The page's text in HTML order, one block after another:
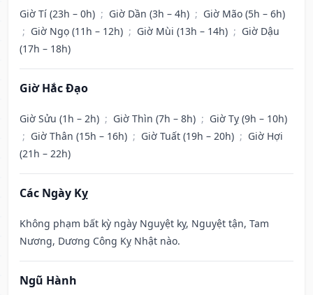
Giờ Tí (23h – 0h) ; Giờ Dần (3h – 4h) ; Giờ Mão (5h – 6h)
; Giờ Ngọ (11h – 12h) ; Giờ Mùi (13h – 14h) ; Giờ Dậu
(17h – 18h)
Giờ Hắc Đạo
Giờ Sửu (1h – 2h) ; Giờ Thìn (7h – 8h) ; Giờ Tỵ (9h – 10h)
; Giờ Thân (15h – 16h) ; Giờ Tuất (19h – 20h) ; Giờ Hợi
(21h – 22h)
Các Ngày Kỵ
Không phạm bất kỳ ngày Nguyệt kỵ, Nguyệt tận, Tam
Nương, Dương Công Kỵ Nhật nào.
Ngũ Hành